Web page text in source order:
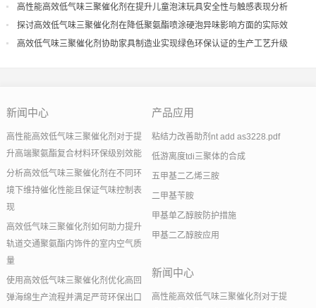
导
高性能高效低气味三聚催化剂在提升儿童泡沫玩具安全性与触感表现分析
探讨高效低气味三聚催化剂在降低聚氨酯喷涂硬泡异味影响方面的实际效
果
高效低气味三聚催化剂协助家具制造业实现绿色环保认证的生产工艺升级
新闻中心
高性能高效低气味三聚催化剂对于提
升高端聚氨酯复合材料环保级别效能
分析高效低气味三聚催化剂在不同环
境下维持催化性能且保证气味控制表
现
高效低气味三聚催化剂如何助力提升
轨道交通聚氨酯内饰件的室内空气质
量
使用高效低气味三聚催化剂优化高回
弹海绵生产流程并满足严苛环保出口
产品应用
粘结力改善助剂nt add as3228.pdf
低游离度tdi三聚体的合成
五甲基二乙烯三胺
二甲基苄胺
甲基单乙醇胺防护措施
甲基二乙醇胺应用
新闻中心
高性能高效低气味三聚催化剂对于提